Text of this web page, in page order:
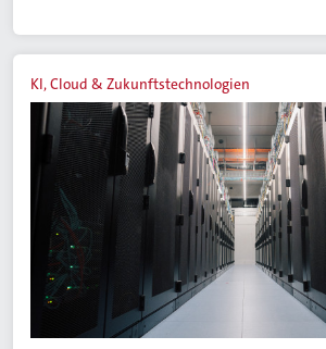
KI, Cloud & Zukunftstechnologien